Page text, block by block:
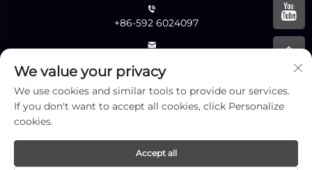
+86-592 6024097
ENVOYER
We value your privacy
We use cookies and similar tools to provide our services.
If you don't want to accept all cookies, click Personalize
cookies.
Accept all